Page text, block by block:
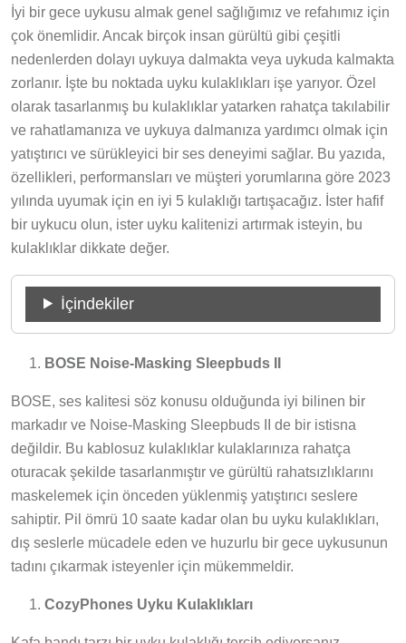
İyi bir gece uykusu almak genel sağlığımız ve refahımız için
çok önemlidir. Ancak birçok insan gürültü gibi çeşitli
nedenlerden dolayı uykuya dalmakta veya uykuda kalmakta
zorlanır. İşte bu noktada uyku kulaklıkları işe yarıyor. Özel
olarak tasarlanmış bu kulaklıklar yatarken rahatça takılabilir
ve rahatlamanıza ve uykuya dalmanıza yardımcı olmak için
yatıştırıcı ve sürükleyici bir ses deneyimi sağlar. Bu yazıda,
özellikleri, performansları ve müşteri yorumlarına göre 2023
yılında uyumak için en iyi 5 kulaklığı tartışacağız. İster hafif
bir uykucu olun, ister uyku kalitenizi artırmak isteyin, bu
kulaklıklar dikkate değer.
İçindekiler
BOSE Noise-Masking Sleepbuds II
BOSE, ses kalitesi söz konusu olduğunda iyi bilinen bir
markadır ve Noise-Masking Sleepbuds II de bir istisna
değildir. Bu kablosuz kulaklıklar kulaklarınıza rahatça
oturacak şekilde tasarlanmıştır ve gürültü rahatsızlıklarını
maskelemek için önceden yüklenmiş yatıştırıcı seslere
sahiptir. Pil ömrü 10 saate kadar olan bu uyku kulaklıkları,
dış seslerle mücadele eden ve huzurlu bir gece uykusunun
tadını çıkarmak isteyenler için mükemmeldir.
CozyPhones Uyku Kulaklıkları